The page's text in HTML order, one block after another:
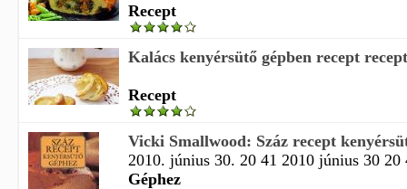
Recept
Kalács kenyérsütő gépben recept
Recept
Vicki Smallwood: Száz recept
2010. június 30. 20 41 2010 június 30
Géphez